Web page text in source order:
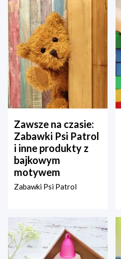
Zawsze na czasie:
Zabawki Psi Patrol
i inne produkty z
bajkowym
motywem
Zabawki Psi Patrol